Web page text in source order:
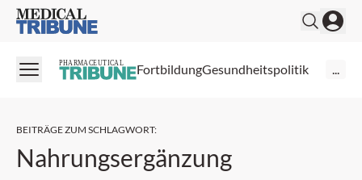
Medical Tribune
PHARMACEUTICAL FortbildungGesundheitspolitik ...
BEITRÄGE ZUM SCHLAGWORT:
Nahrungsergänzung